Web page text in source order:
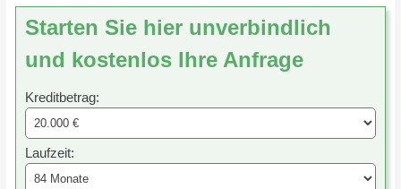
Starten Sie hier unverbindlich
und kostenlos Ihre Anfrage
Kreditbetrag:
Laufzeit: